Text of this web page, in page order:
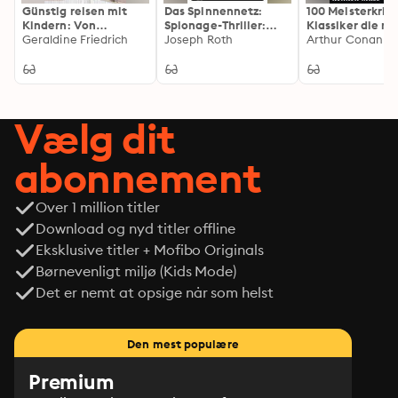
Günstig reisen mit
Kindern: Von
Österreich bis Oman
Geraldine Friedrich
Das Spinnennetz:
Spionage-Thriller:
Bereicherte Ausgabe.
Joseph Roth
100
Klassiker die
kennen muss:
Nervenkitzel
Vælg dit
abonnement
Over 1 million titler
Download og nyd titler offline
Eksklusive titler + Mofibo Originals
Børnevenligt miljø (Kids Mode)
Det er nemt at opsige når som helst
Den mest populære
Premium